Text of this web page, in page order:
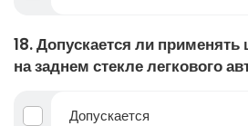
18. Допускается ли
на заднем стекле легкового
Допускается